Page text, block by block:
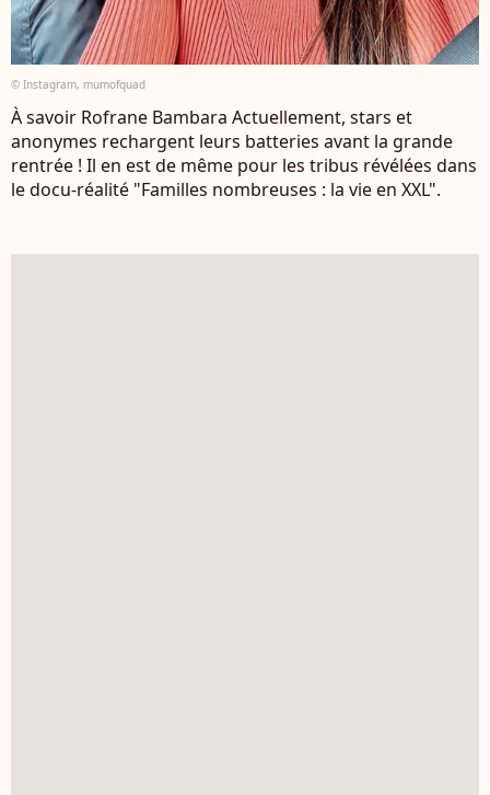
© Instagram, mumofquad
À savoir Rofrane Bambara Actuellement, stars et
anonymes rechargent leurs batteries avant la grande
rentrée ! Il en est de même pour les tribus révélées dans
le docu-réalité "Familles nombreuses : la vie en XXL".